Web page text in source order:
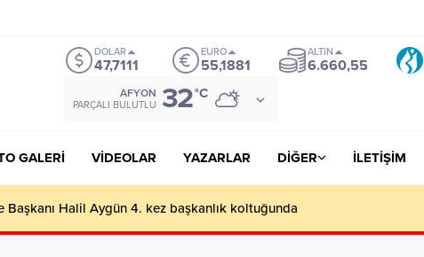
DOLAR
47,7111
EURO
55,1881
ALTIN
6.660,55
AFYON
PARÇALI BULUTLU 32°C
GALERİ VİDEOLAR YAZARLAR DİĞER İLETİŞİM
Başkanı Halil Aygün 4. kez başkanlık koltuğunda